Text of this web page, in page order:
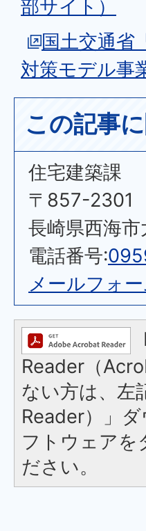
部サイト）
国土交通省
対策モデル事
この記事
住宅建築課
〒857-2301
長崎県西海
電話番号:
メールフォ
Reader（
ない方は、左
Reader）」
フトウェアを
ださい。